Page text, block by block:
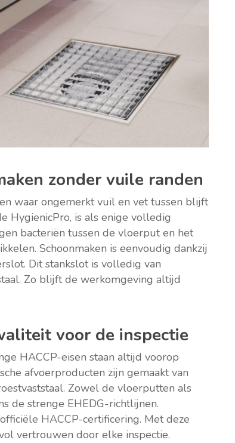
zonder vuile randen
waar ongemerkt vuil en vet tussen blijft
HygienicPro, is als enige volledig
bacteriën tussen de vloerput en het
Schoonmaken is eenvoudig dankzij
Dit stankslot is volledig van
Zo blijft de werkomgeving altijd
voor de inspectie
HACCP-eisen staan altijd voorop
afvoerproducten zijn gemaakt van
Zowel de vloerputten als
de strenge EHEDG-richtlijnen.
HACCP-certificering. Met deze
vertrouwen door elke inspectie.